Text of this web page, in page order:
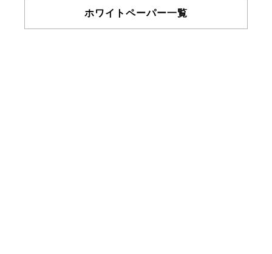
ホワイトペーパー一覧